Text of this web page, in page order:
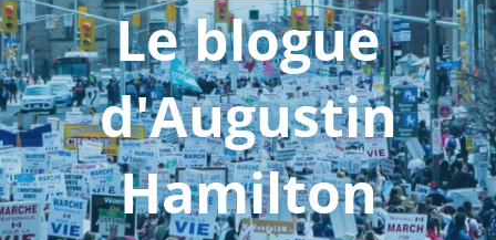
Boutique
Le blogue
d'Augustin
Hamilton